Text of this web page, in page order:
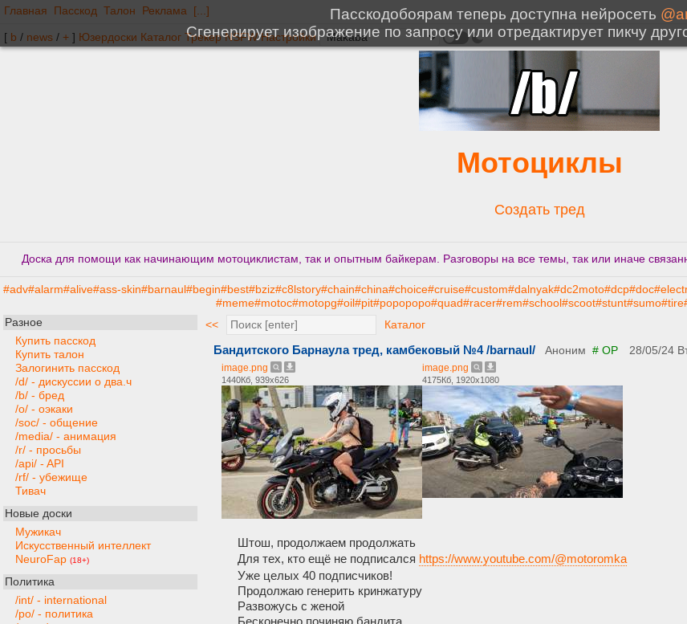
Главная Пасскод Талон Реклама [...]
[ b / news / + ] Юзердоски Каталог Трекер NSFW Настройки
Мотоциклы
Создать тред
Доска для помощи как начинающим мотоциклистам, так и опытным байкерам. Разговоры на все темы, так или иначе
#adv#alarm#alive#ass-skin#barnaul #begin#best#bziz#c8lstory#chain#china#choice#cruise#custom#dalnyak#dc2moto#dcp#doc
#meme#motoc#motopg#oil #pit#popopopo#quad#racer#rem#school #scoot#stunt#sumo#tire
Разное
Купить пасскод
Купить талон
Залогинить пасскод
/d/ - дискуссии о два.ч
/b/ - бред
/o/ - оэкаки
/soc/ - общение
/media/ - анимация
/r/ - просьбы
/api/ - API
/rf/ - убежище
Тивач
Новые доски
Мужикач
Искусственный интеллект
NeuroFap (18+)
Политика
/int/ - international
/po/ - политика
<< Каталог
Бандитского Барнаула тред, камбековый №4 /barnaul/ Аноним # OP 28/05/24
image.png
1440Кб, 939x626
image.png
4175Кб, 1920x1080
Штош, продолжаем продолжать
Для тех, кто ещё не подписался https://www.youtube.com/@motoromka
Уже целых 40 подписчиков!
Продолжаю генерить кринжатуру
Развожусь с женой
Бесконечно починяю бандита